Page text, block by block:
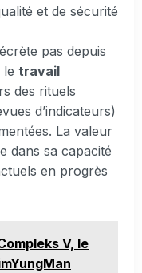
et de sécurité
pas depuis
le travail
des rituels
d’indicateurs)
La valeur
dans sa capacité
en progrès
V, le